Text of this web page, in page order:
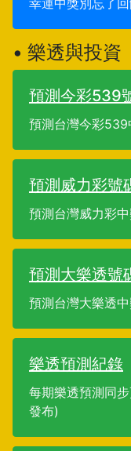
幸運中獎別忘了
• 樂透與投資
預測今彩539
預測台灣今彩539
預測威力彩號
預測台灣威力彩
預測大樂透號
預測台灣大樂透
樂透預測紀錄
每期樂透預測同
發布)